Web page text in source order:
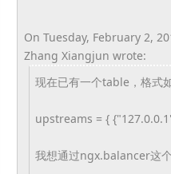
On Tuesday, February 2,
Zhang Xiangjun wrote:
现在已有一个table，格式
upstreams = {
我想通过ngx.balancer这